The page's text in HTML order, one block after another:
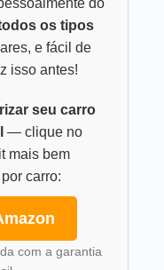
do
os tipos
e fácil de
isso antes!
seu carro
— clique no
mais bem
carro:
com a garantia